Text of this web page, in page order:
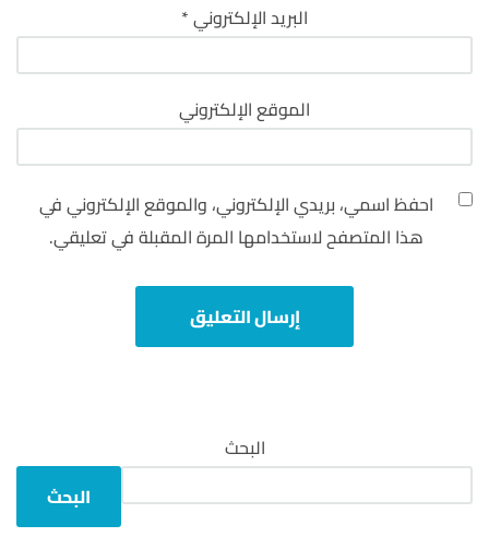
البريد الإلكتروني*
الموقع الإلكتروني
احفظ اسمي، بريدي الإلكتروني، والموقع الإلكتروني في
هذا المتصفح لاستخدامها المرة المقبلة في تعليقي.
البحث
البحث